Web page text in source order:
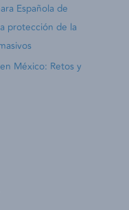
Española de
protección de la
México: Retos y